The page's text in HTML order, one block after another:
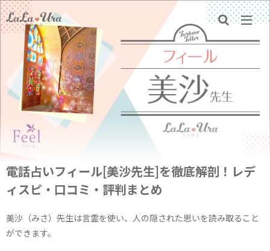
電話占いフィール[美沙先生]を徹底解剖！レデ
ィスピ・口コミ・評判まとめ
美沙（みさ）先生は言霊を使い、人の隠された思いを読み取ること
ができます。